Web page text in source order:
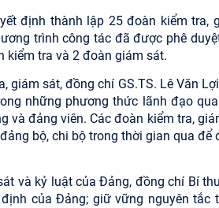
định thành lập 25 đoàn kiểm tra,
trình công tác đã được phê
kiểm tra và 2 đoàn giám sát.
sát, đồng chí GS.TS. Lê Văn
những phương thức lãnh đạo
và đảng viên. Các đoàn kiểm tra,
bộ, chi bộ trong thời gian qua để
và kỷ luật của Đảng, đồng chí Bí
của Đảng; giữ vững nguyên tắc